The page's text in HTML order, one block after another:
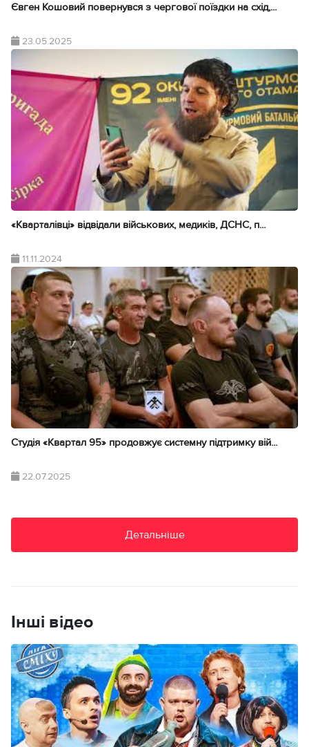
Євген Кошовий повернувся з чергової поїздки на схід,...
23.05.2025
«Кварталівці» відвідали військових, медиків, ДСНС, п...
11.11.2024
Студія «Квартал 95» продовжує системну підтримку вій...
22.07.2025
Детальніше
Інші відео